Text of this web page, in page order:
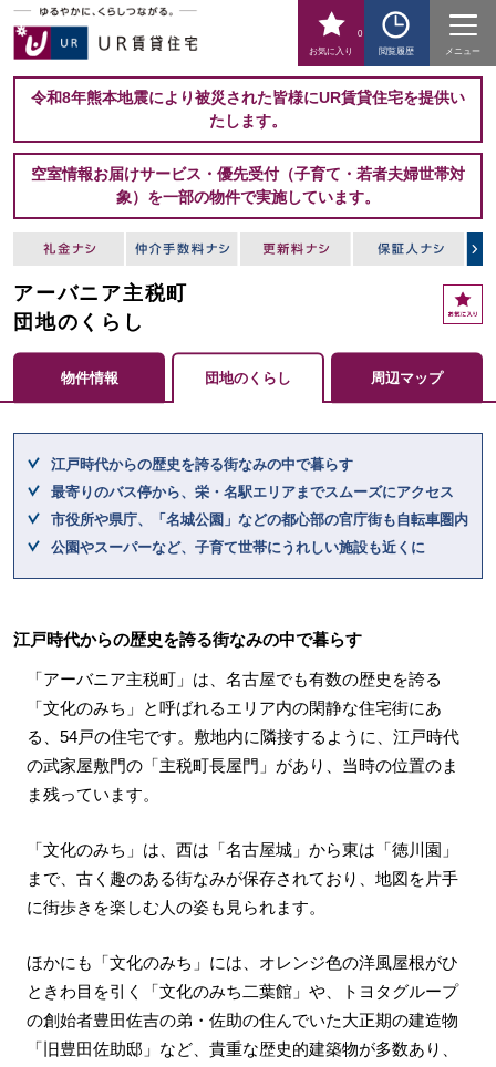
お気に入り
0
閲覧履歴
メニュー
令和8年熊本地震により被災された皆様にUR賃貸住宅を提供い
たします。
空室情報お届けサービス・優先受付（子育て・若者夫婦世帯対
象）を一部の物件で実施しています。
アーバニア主税町
団地のくらし
お
気
入
り
物件情報 団地のくらし 周辺マップ
江戸時代からの歴史を誇る街なみの中で暮らす
最寄りのバス停から、栄・名駅エリアまでスムーズにアクセス
市役所や県庁、「名城公園」などの都心部の官庁街も自転車圏内
公園やスーパーなど、子育て世帯にうれしい施設も近くに
江戸時代からの歴史を誇る街なみの中で暮らす
「アーバニア主税町」は、名古屋でも有数の歴史を誇る
「文化のみち」と呼ばれるエリア内の閑静な住宅街にあ
る、54戸の住宅です。敷地内に隣接するように、江戸時代
の武家屋敷門の「主税町長屋門」があり、当時の位置のま
ま残っています。
「文化のみち」は、西は「名古屋城」から東は「徳川園」
まで、古く趣のある街なみが保存されており、地図を片手
に街歩きを楽しむ人の姿も見られます。
ほかにも「文化のみち」には、オレンジ色の洋風屋根がひ
ときわ目を引く「文化のみち二葉館」や、トヨタグループ
の創始者豊田佐吉の弟・佐助の住んでいた大正期の建造物
「旧豊田佐助邸」など、貴重な歴史的建築物が多数あり、